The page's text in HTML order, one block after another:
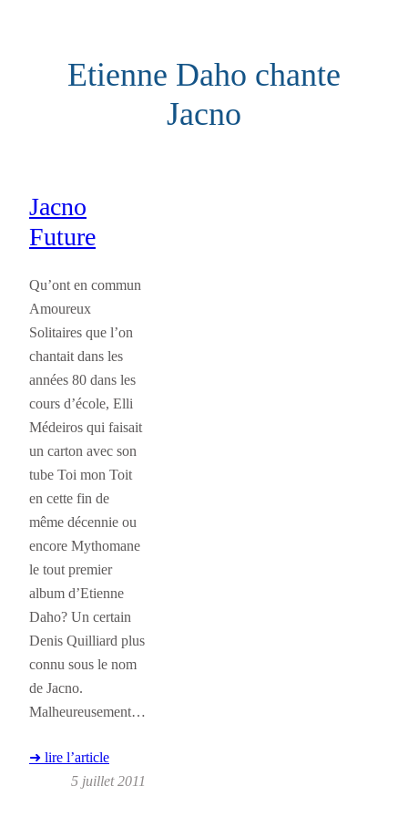
Etienne Daho chante
Jacno
Jacno
Future
Qu’ont en commun
Amoureux
Solitaires que l’on
chantait dans les
années 80 dans les
cours d’école, Elli
Médeiros qui faisait
un carton avec son
tube Toi mon Toit
en cette fin de
même décennie ou
encore Mythomane
le tout premier
album d’Etienne
Daho? Un certain
Denis Quilliard plus
connu sous le nom
de Jacno.
Malheureusement…
➜ lire l’article
5 juillet 2011